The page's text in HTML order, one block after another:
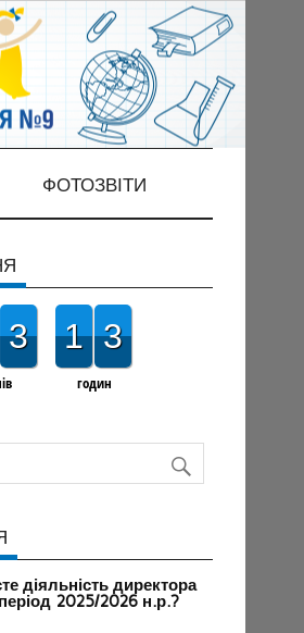
ФОТОЗВІТИ
3 1 3
годин
діяльність директора
період 2025/2026 н.р.?